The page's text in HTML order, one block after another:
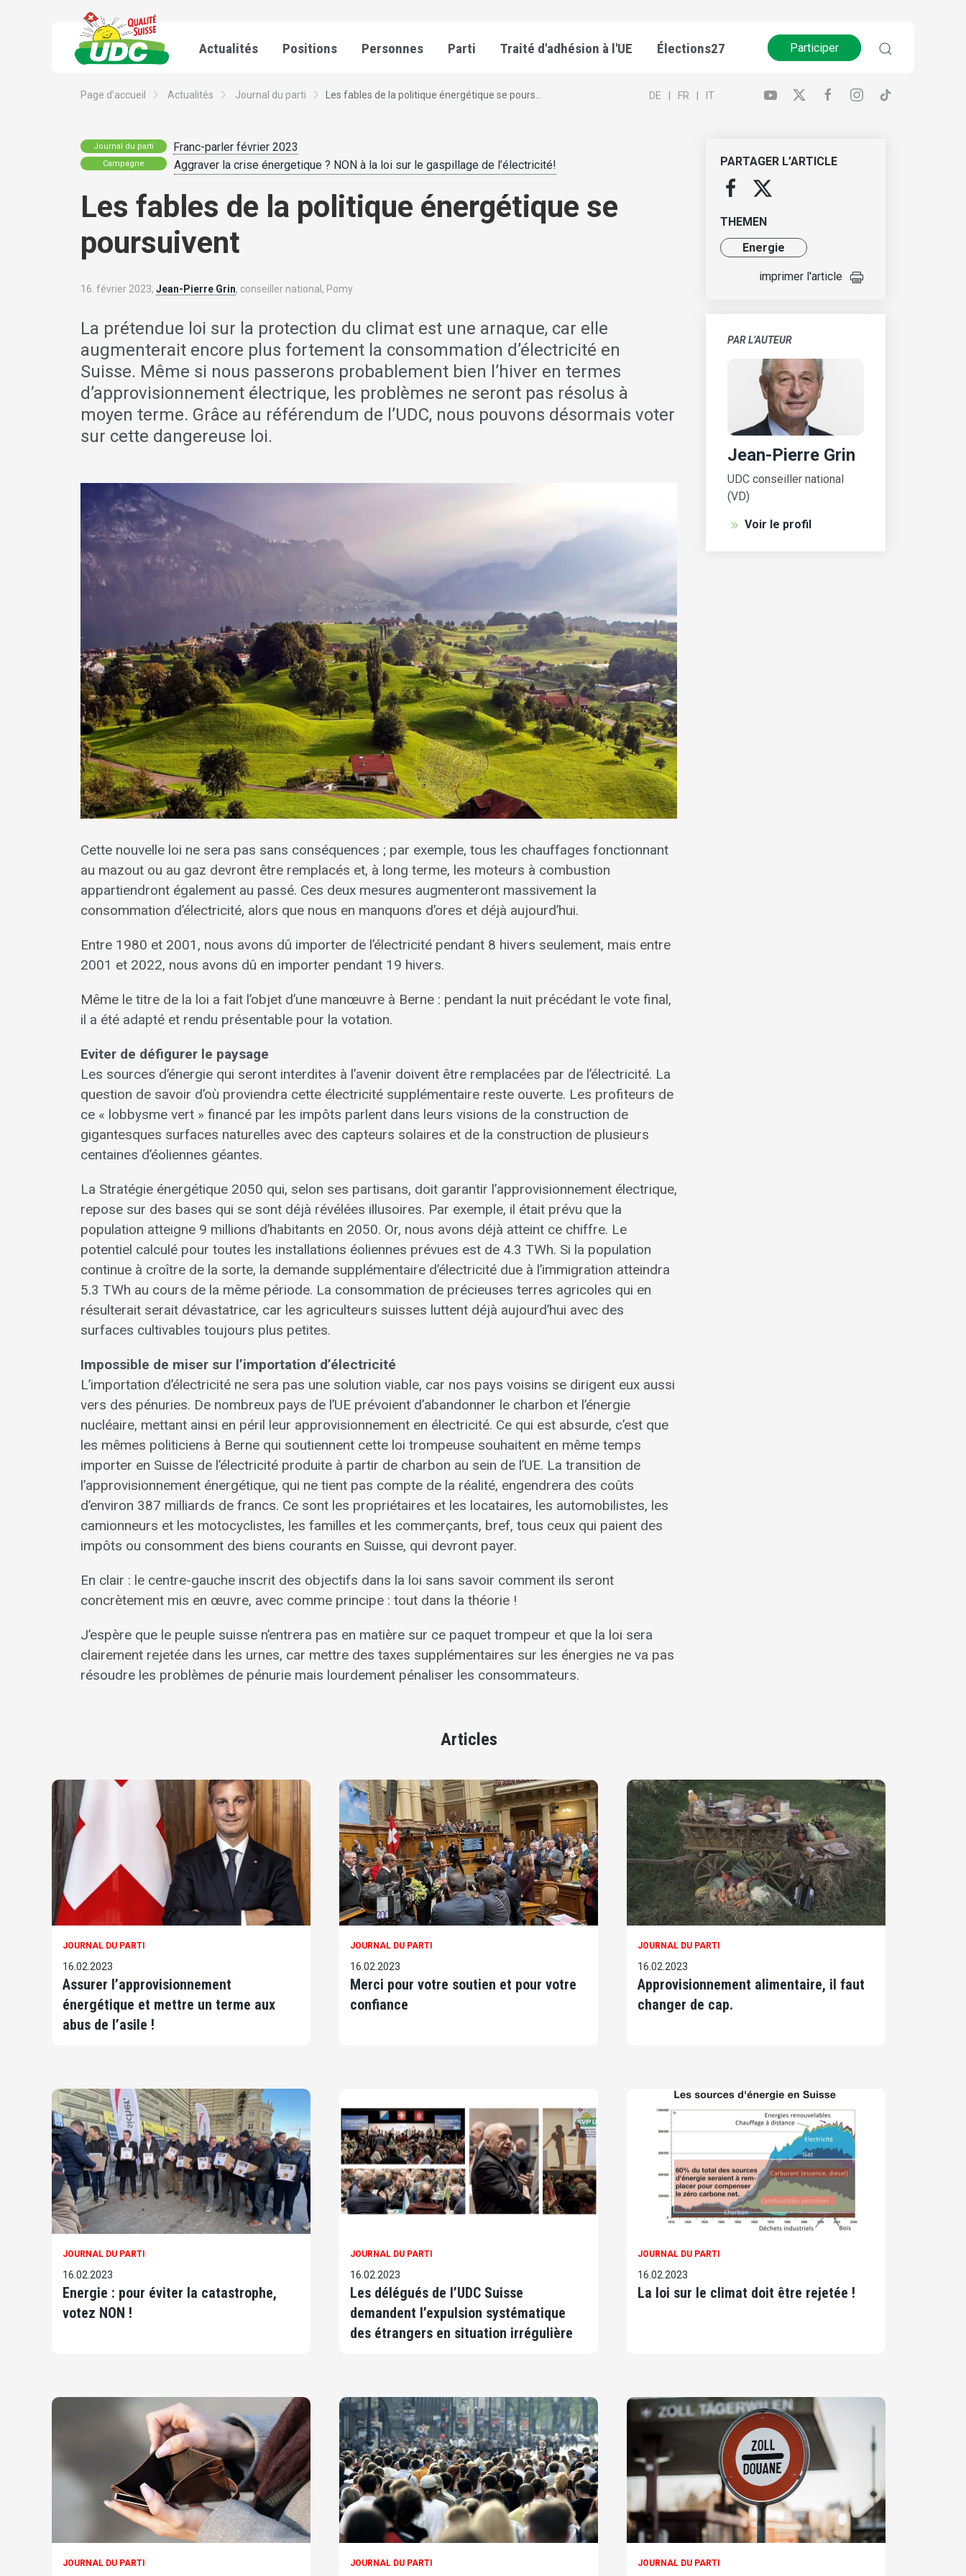
Actualités Positions Personnes Parti Traité d'adhésion à l'UE Élections27 Participer
Page d’accueil Actualités Journal du parti Les fables de la politique énergétique se pours... DE FR IT
Journal du parti Franc-parler février 2023
Campagne Aggraver la crise énergetique ? NON à la loi sur le gaspillage de l’électricité!
Les fables de la politique énergétique se
poursuivent
16. février 2023, Jean-Pierre Grin, conseiller national, Pomy
La prétendue loi sur la protection du climat est une arnaque, car elle
augmenterait encore plus fortement la consommation d’électricité en
Suisse. Même si nous passerons probablement bien l’hiver en termes
d’approvisionnement électrique, les problèmes ne seront pas résolus à
moyen terme. Grâce au référendum de l’UDC, nous pouvons désormais voter
sur cette dangereuse loi.
Cette nouvelle loi ne sera pas sans conséquences ; par exemple, tous les chauffages fonctionnant
au mazout ou au gaz devront être remplacés et, à long terme, les moteurs à combustion
appartiendront également au passé. Ces deux mesures augmenteront massivement la
consommation d’électricité, alors que nous en manquons d’ores et déjà aujourd’hui.
Entre 1980 et 2001, nous avons dû importer de l’électricité pendant 8 hivers seulement, mais entre
2001 et 2022, nous avons dû en importer pendant 19 hivers.
Même le titre de la loi a fait l’objet d’une manœuvre à Berne : pendant la nuit précédant le vote final,
il a été adapté et rendu présentable pour la votation.
Eviter de défigurer le paysage
Les sources d’énergie qui seront interdites à l’avenir doivent être remplacées par de l’électricité. La
question de savoir d’où proviendra cette électricité supplémentaire reste ouverte. Les profiteurs de
ce « lobbysme vert » financé par les impôts parlent dans leurs visions de la construction de
gigantesques surfaces naturelles avec des capteurs solaires et de la construction de plusieurs
centaines d’éoliennes géantes.
La Stratégie énergétique 2050 qui, selon ses partisans, doit garantir l’approvisionnement électrique,
repose sur des bases qui se sont déjà révélées illusoires. Par exemple, il était prévu que la
population atteigne 9 millions d’habitants en 2050. Or, nous avons déjà atteint ce chiffre. Le
potentiel calculé pour toutes les installations éoliennes prévues est de 4.3 TWh. Si la population
continue à croître de la sorte, la demande supplémentaire d’électricité due à l’immigration atteindra
5.3 TWh au cours de la même période. La consommation de précieuses terres agricoles qui en
résulterait serait dévastatrice, car les agriculteurs suisses luttent déjà aujourd’hui avec des
surfaces cultivables toujours plus petites.
Impossible de miser sur l’importation d’électricité
L’importation d’électricité ne sera pas une solution viable, car nos pays voisins se dirigent eux aussi
vers des pénuries. De nombreux pays de l’UE prévoient d’abandonner le charbon et l’énergie
nucléaire, mettant ainsi en péril leur approvisionnement en électricité. Ce qui est absurde, c’est que
les mêmes politiciens à Berne qui soutiennent cette loi trompeuse souhaitent en même temps
importer en Suisse de l’électricité produite à partir de charbon au sein de l’UE. La transition de
l’approvisionnement énergétique, qui ne tient pas compte de la réalité, engendrera des coûts
d’environ 387 milliards de francs. Ce sont les propriétaires et les locataires, les automobilistes, les
camionneurs et les motocyclistes, les familles et les commerçants, bref, tous ceux qui paient des
impôts ou consomment des biens courants en Suisse, qui devront payer.
En clair : le centre-gauche inscrit des objectifs dans la loi sans savoir comment ils seront
concrètement mis en œuvre, avec comme principe : tout dans la théorie !
J’espère que le peuple suisse n’entrera pas en matière sur ce paquet trompeur et que la loi sera
clairement rejetée dans les urnes, car mettre des taxes supplémentaires sur les énergies ne va pas
résoudre les problèmes de pénurie mais lourdement pénaliser les consommateurs.
PARTAGER L’ARTICLE
THEMEN
Energie
imprimer l'article
PAR L’AUTEUR
Jean-Pierre Grin
UDC conseiller national
(VD)
Voir le profil
Articles
JOURNAL DU PARTI
16.02.2023
Assurer l’approvisionnement
énergétique et mettre un terme aux
abus de l’asile !
JOURNAL DU PARTI
16.02.2023
Merci pour votre soutien et pour votre
confiance
JOURNAL DU PARTI
16.02.2023
Approvisionnement alimentaire, il faut
changer de cap.
JOURNAL DU PARTI
16.02.2023
Energie : pour éviter la catastrophe,
votez NON !
JOURNAL DU PARTI
16.02.2023
Les délégués de l’UDC Suisse
demandent l’expulsion systématique
des étrangers en situation irrégulière
JOURNAL DU PARTI
16.02.2023
La loi sur le climat doit être rejetée !
JOURNAL DU PARTI JOURNAL DU PARTI JOURNAL DU PARTI